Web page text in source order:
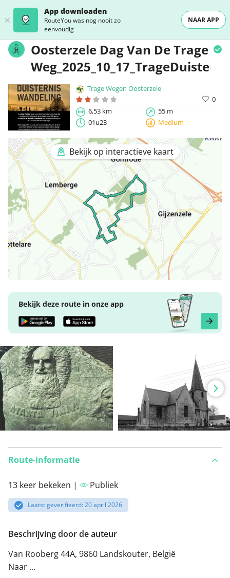
App downloaden
RouteYou was nog nooit zo
eenvoudig
NAAR APP
Oosterzele Dag Van De Trage
Trage Wegen Oosterzele
0
6,53 km
55 m
01u23
Medium
Bekijk op interactieve kaart
Bekijk deze route in onze app
Route-informatie
13 keer bekeken | Publiek
Laatst geverifieerd: 20 april 2026
Beschrijving door de auteur
Van Rooberg 44A, 9860 Landskouter, België
Naar ...